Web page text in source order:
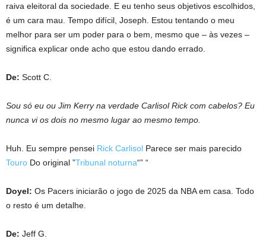
raiva eleitoral da sociedade. E eu tenho seus objetivos escolhidos,
é um cara mau. Tempo difícil, Joseph. Estou tentando o meu
melhor para ser um poder para o bem, mesmo que – às vezes –
significa explicar onde acho que estou dando errado.
De: Scott C.
Sou só eu ou Jim Kerry na verdade Carlisol Rick com cabelos? Eu
nunca vi os dois no mesmo lugar ao mesmo tempo.
Huh. Eu sempre pensei Rick Carlisol Parece ser mais parecido
Touro Do original ”Tribunal noturna“” “
Doyel: Os Pacers iniciarão o jogo de 2025 da NBA em casa. Todo
o resto é um detalhe.
De: Jeff G.